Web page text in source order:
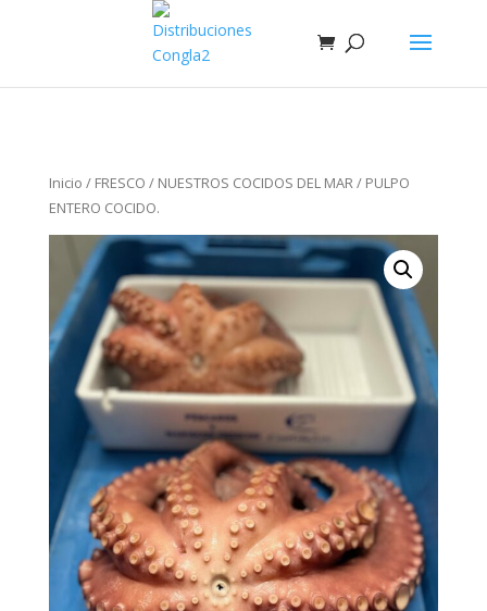
Inicio / FRESCO / NUESTROS COCIDOS DEL MAR/ PULPO
ENTERO COCIDO.